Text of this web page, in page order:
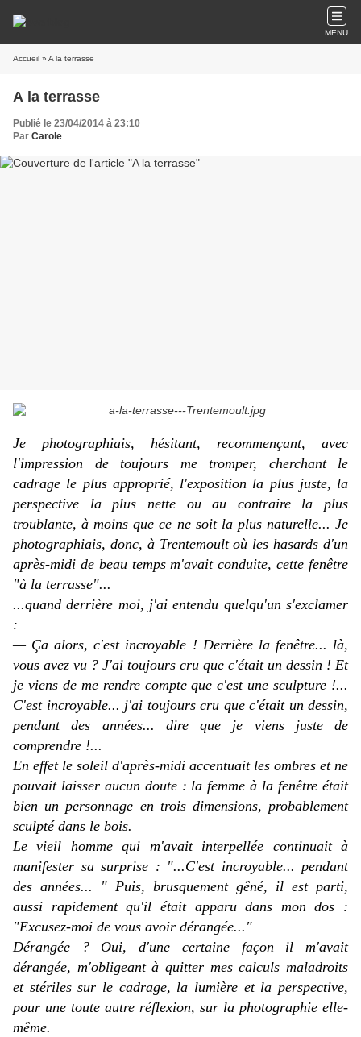
MENU
Accueil » A la terrasse
A la terrasse
Publié le 23/04/2014 à 23:10
Par Carole
Je photographiais, hésitant, recommençant, avec
l'impression de toujours me tromper, cherchant le
cadrage le plus approprié, l'exposition la plus juste, la
perspective la plus nette ou au contraire la plus
troublante, à moins que ce ne soit la plus naturelle... Je
photographiais, donc, à Trentemoult où les hasards d'un
après-midi de beau temps m'avait conduite, cette fenêtre
"à la terrasse"...
...quand derrière moi, j'ai entendu quelqu'un s'exclamer
:
— Ça alors, c'est incroyable ! Derrière la fenêtre... là,
vous avez vu ? J'ai toujours cru que c'était un dessin ! Et
je viens de me rendre compte que c'est une sculpture !...
C'est incroyable... j'ai toujours cru que c'était un dessin,
pendant des années... dire que je viens juste de
comprendre !...
En effet le soleil d'après-midi accentuait les ombres et ne
pouvait laisser aucun doute : la femme à la fenêtre était
bien un personnage en trois dimensions, probablement
sculpté dans le bois.
Le vieil homme qui m'avait interpellée continuait à
manifester sa surprise : "...C'est incroyable... pendant
des années... " Puis, brusquement gêné, il est parti,
aussi rapidement qu'il était apparu dans mon dos :
"Excusez-moi de vous avoir dérangée..."
Dérangée ? Oui, d'une certaine façon il m'avait
dérangée, m'obligeant à quitter mes calculs maladroits
et stériles sur le cadrage, la lumière et la perspective,
pour une toute autre réflexion, sur la photographie elle-
même.